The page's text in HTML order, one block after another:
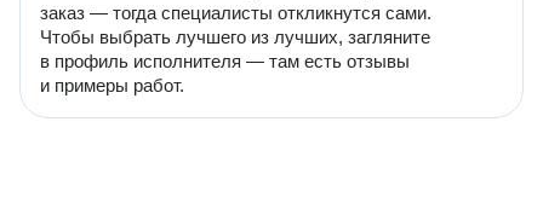
заказ — тогда специалисты откликнутся сами.
Чтобы выбрать лучшего из лучших, загляните
в профиль исполнителя — там есть отзывы
и примеры работ.